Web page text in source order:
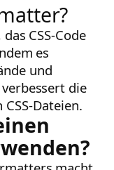
CSS-Code
es
und
die
Dateien.